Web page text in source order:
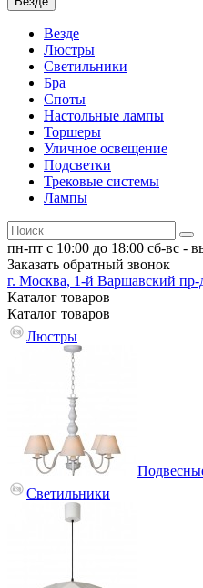
Везде
Люстры
Светильники
Бра
Споты
Настольные лампы
Торшеры
Уличное освещение
Подсветки
Трековые системы
Лампы
пн-пт с 10:00 до 18:00 сб-вс -
Заказать обратный звонок
г. Москва, 1-й Варшавский пр-
Каталог товаров
Каталог товаров
Люстры
Светильники